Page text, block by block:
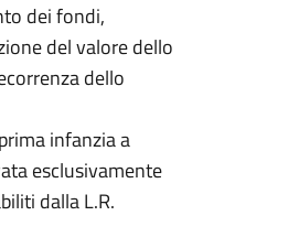
dei fondi,
del valore dello
dello
infanzia a
esclusivamente
dalla L.R.